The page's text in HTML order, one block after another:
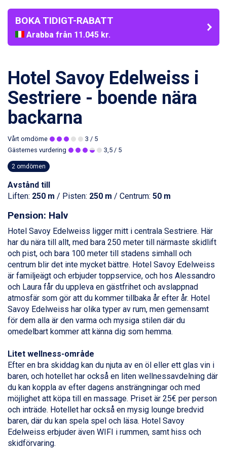
BOKA TIDIGT-RABATT
Arabba från 11.045 kr.
La Thuile från 7.045 kr.
Sölden från 12.995 kr.
Bad Hofgastein från 8.595 kr.
Passo Tonale från 5.895 kr.
Champoluc från 5.945 kr.
Sestriere från 6.945 kr.
Ischgl från 11.295 kr.
Wagrain från 7.095 kr.
Val Thorens från 8.395 kr.
Zell am See från 6.295 kr.
Canazei från 7.195 kr.
Livigno från 5.595 kr.
Sauze dOulx från 6.145 kr.
Alleghe från 8.545 kr.
Bad Gastein från 6.295 kr.
Arabba från 11.045 kr.
La Thuile från 7.045 kr.
Cervinia från 8.245 kr.
Saalbach från 9.445 kr.
Sölden från 12.995 kr.
Bad Hofgastein från 8.595 kr.
Passo Tonale från 5.895 kr.
Sestriere från 6.945 kr.
Fieberbrunn från 9.645 kr.
Ischgl från 11.295 kr.
Wagrain från 7.095 kr.
Val Thorens från 8.395 kr.
St. Anton från 11.245 kr.
Zell am See från 6.295 kr.
Canazei från 7.195 kr.
Livigno från 5.595 kr.
Hotel Savoy Edelweiss i
Sestriere - boende nära
backarna
Vårt omdöme 3 / 5
Gästernes vurdering
3,5 / 5
2 omdömen
Avstånd till
Liften: 250 m / Pisten: 250 m / Centrum: 50 m
Pension: Halv
Hotel Savoy Edelweiss ligger mitt i centrala Sestriere. Här
har du nära till allt, med bara 250 meter till närmaste skidlift
och pist, och bara 100 meter till stadens simhall och
centrum blir det inte mycket bättre. Hotel Savoy Edelweiss
är familjeägt och erbjuder toppservice, och hos Alessandro
och Laura får du uppleva en gästfrihet och avslappnad
atmosfär som gör att du kommer tillbaka år efter år. Hotel
Savoy Edelweiss har olika typer av rum, men gemensamt
för dem alla är den varma och mysiga stilen där du
omedelbart kommer att känna dig som hemma.
Litet wellness-område
Efter en bra skiddag kan du njuta av en öl eller ett glas vin i
baren, och hotellet har också en liten wellnessavdelning där
du kan koppla av efter dagens ansträngningar och med
möjlighet att köpa till en massage. Priset är 25€ per person
och inträde. Hotellet har också en mysig lounge bredvid
baren, där du kan spela spel och läsa. Hotel Savoy
Edelweiss erbjuder även WIFI i rummen, samt hiss och
skidförvaring.